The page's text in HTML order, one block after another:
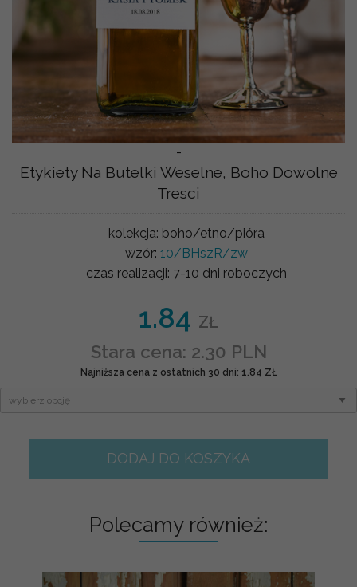
-
Etykiety Na Butelki Weselne, Boho Dowolne
Tresci
kolekcja: boho/etno/pióra
wzór: 10/BHszR/zw
czas realizacji: 7-10 dni roboczych
1.84 ZŁ
Stara cena: 2.30 PLN
Najniższa cena z ostatnich 30 dni: 1.84 ZŁ
DODAJ DO KOSZYKA
Polecamy również: